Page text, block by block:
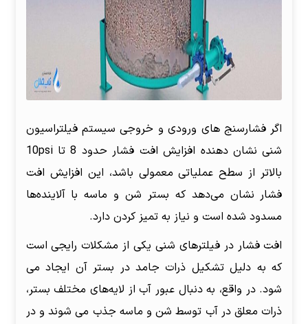
اگر فشار‌سنج های ورودی و خروجی سیستم فیلتراسیون
شنی نشان دهنده افزایش افت فشار حدود 8 تا 10psi
بالاتر از سطح عملیاتی معمولی باشد، این افزایش افت
فشار نشان می‌دهد که بستر شن و ماسه با آلاینده‌ها
مسدود شده است و نیاز به تمیز کردن دارد.
افت فشار در فیلترهای شنی یکی از مشکلات رایجی است
که به دلیل تشکیل ذرات جامد در بستر آن ایجاد می
شود. در واقع، به دنبال عبور آب از لایه‌های مختلف بستر،
ذرات معلق در آب توسط شن و ماسه جذب می شوند و در